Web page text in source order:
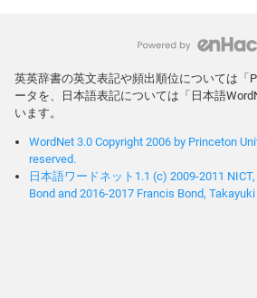
英英辞書の英文表記や頻出順位については「
ータを、日本語表記については「日本語
います。
WordNet 3.0 Copyright 2006 by Princeton
reserved.
日本語ワードネット1.1 (c) 2009-2011
Bond and 2016-2017 Francis Bond,